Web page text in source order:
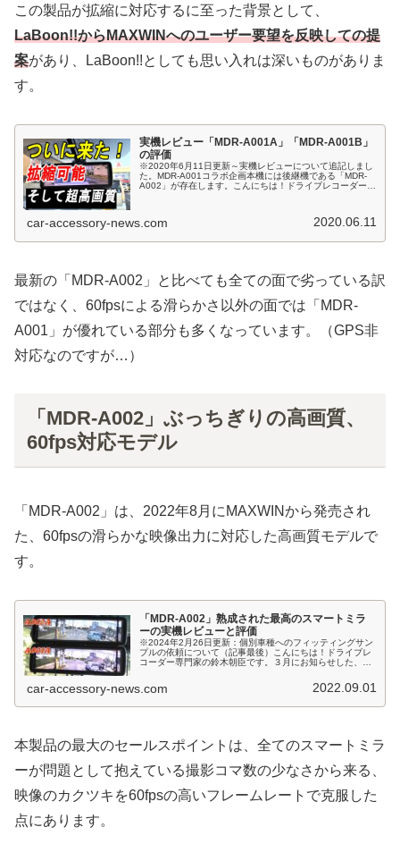
この製品が拡縮に対応するに至った背景として、
LaBoon!!からMAXWINへのユーザー要望を反映しての提
案があり、LaBoon!!としても思い入れは深いものがありま
す。
実機レビュー「MDR-A001A」「MDR-A001B」
の評価
※2020年6月11日更新～実機レビューについて追記しまし
た。MDR-A001コラボ企画本機には後継機である「MDR-
A002」が存在します。こんにちは！ドライブレコーダー専
car-accessory-news.com 2020.06.11
最新の「MDR-A002」と比べても全ての面で劣っている訳
ではなく、60fpsによる滑らかさ以外の面では「MDR-
A001」が優れている部分も多くなっています。（GPS非
対応なのですが…）
「MDR-A002」ぶっちぎりの高画質、
60fps対応モデル
「MDR-A002」は、2022年8月にMAXWINから発売され
た、60fpsの滑らかな映像出力に対応した高画質モデルで
す。
「MDR-A002」熟成された最高のスマートミラ
ーの実機レビューと評価
※2024年2月26日更新：個別車種へのフィッティングサン
プルの依頼について（記事最後）こんにちは！ドライブレ
コーダー専門家の鈴木朝臣です。３月にお知らせした、私
car-accessory-news.com 2022.09.01
本製品の最大のセールスポイントは、全てのスマートミラ
ーが問題として抱えている撮影コマ数の少なさから来る、
映像のカクツキを60fpsの高いフレームレートで克服した
点にあります。